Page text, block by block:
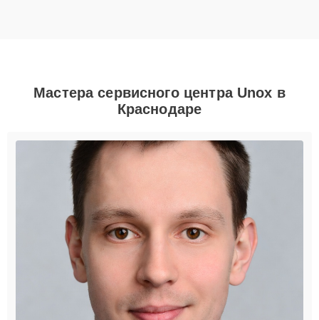
Мастера сервисного центра Unox в
Краснодаре